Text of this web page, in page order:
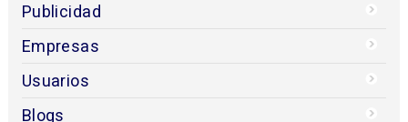
Publicidad
Empresas
Usuarios
Blogs